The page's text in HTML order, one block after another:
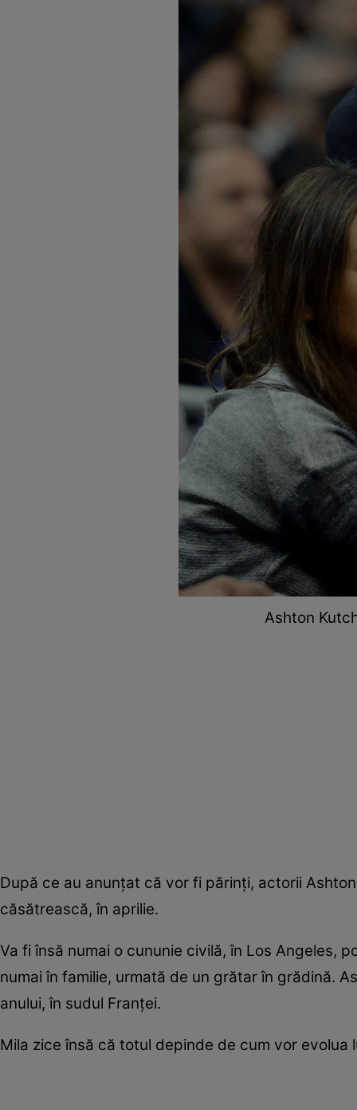
Ashton
După ce au anunţat că vor fi părinţi, actorii
căsătrească, în aprilie.
Va fi însă numai o cununie civilă, în Los Angeles,
numai în familie, urmată de un grătar în grădină.
anului, în sudul Franţei.
Mila zice însă că totul depinde de cum vor